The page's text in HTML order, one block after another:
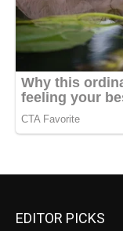
EDITOR PICKS